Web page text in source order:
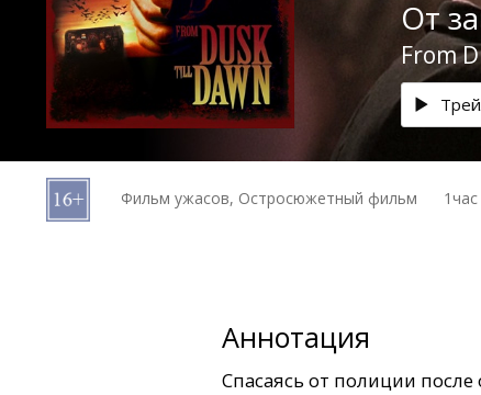
Новости
Подарки
B2B
От
From
Фильм ужасов, Остросюжетный фильм
Аннотация
Спасаясь от полиции после